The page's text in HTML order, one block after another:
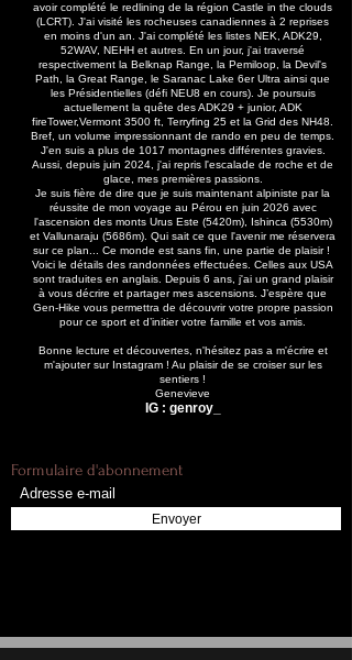
avoir complété le redlining de la région Castle in the clouds
(LCRT). J'ai visité les rocheuses canadiennes à 2 reprises
en moins d'un an. J'ai complété les listes NEK, ADK29,
52WAV, NEHH et autres. En un jour, j'ai traversé
respectivement la Belknap Range, la Pemiloop, la Devil's
Path, la Great Range, le Saranac Lake 6er Ultra ainsi que
les Présidentielles (défi NEU8 en cours). Je poursuis
actuellement la quête des ADK29 + junior, ADK
fireTower,Vermont 3500 ft, Terryfing 25 et la Grid des NH48.
Bref, un volume impressionnant de rando en peu de temps.
J'en suis a plus de 1017 montagnes différentes gravies.
Aussi, depuis juin 2024, j'ai repris l'escalade de roche et de
glace, mes premières passions.
Je suis fière de dire que je suis maintenant alpiniste par la
réussite de mon voyage au Pérou en juin 2026 avec
l'ascension des monts Urus Este (5420m), Ishinca (5530m)
et Vallunaraju (5686m). Qui sait ce que l'avenir me réservera
sur ce plan... Ce monde est sans fin, une partie de plaisir !
Voici le détails des randonnées effectuées. Celles aux USA
sont traduites en anglais. Depuis 6 ans, j'ai un grand plaisir
à vous décrire et partager mes ascensions. J’espère que
Gen-Hike vous permettra de découvrir votre propre passion
pour ce sport et d’initier votre famille et vos amis.
Bonne lecture et découvertes, n'hésitez pas a m'écrire et
m'ajouter sur Instagram ! Au plaisir de se croiser sur les
sentiers !
Genevieve
IG : genroy_
Formulaire d'abonnement
Envoyer